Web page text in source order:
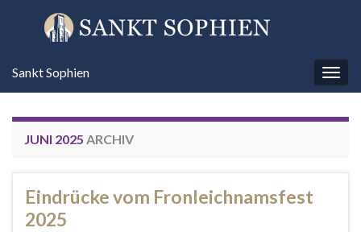
Sankt Sophien
JUNI 2025 ARCHIV
Eindrücke vom Fronleichnamsfest
2025